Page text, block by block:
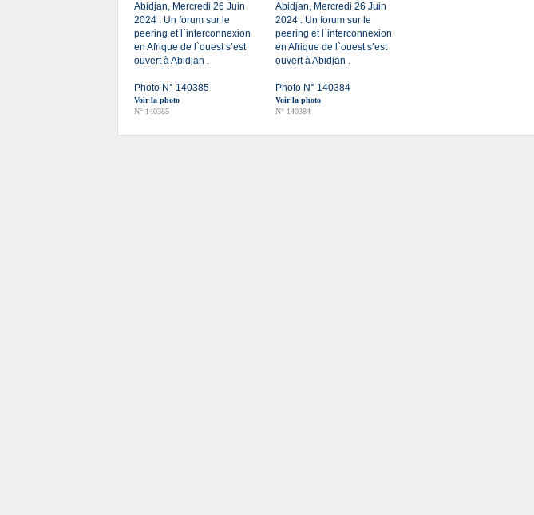
Abidjan, Mercredi 26 Juin
2024 . Un forum sur le
peering et l`interconnexion
en Afrique de l`ouest s’est
ouvert à Abidjan .
Photo N° 140385
Voir la photo
N° 140385
Abidjan, Mercredi 26 Juin
2024 . Un forum sur le
peering et l`interconnexion
en Afrique de l`ouest s’est
ouvert à Abidjan .
Photo N° 140384
Voir la photo
N° 140384